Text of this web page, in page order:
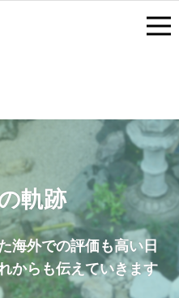
軌跡
海外での評価も高い日
からも伝えていきます